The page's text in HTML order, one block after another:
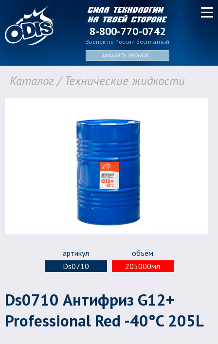
Сила технологии
на твоей стороне
8-800-770-0742
Звонок по России бесплатный
ЗАКАЗАТЬ ЗВОНОК
Каталог /Технические жидкости
артикул
объём
Ds0710
205000мл
Ds0710 Антифриз G12+
Professional Red -40°C 205L